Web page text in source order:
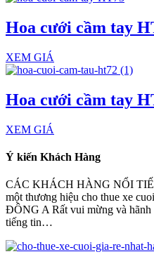
Hoa cưới cầm tay
XEM GIÁ
Hoa cưới cầm tay
XEM GIÁ
Ý kiến Khách Hàng
CÁC KHÁCH HÀNG NỔI
một thương hiệu cho thue xe
ĐÔNG A Rất vui mừng và
tiếng tin…